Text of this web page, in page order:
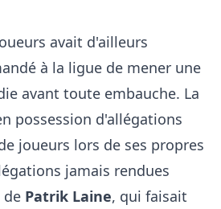
avait d'ailleurs
à la ligue de mener une
avant toute embauche. La
possession d'allégations
joueurs lors de ses propres
jamais rendues
de Patrik Laine, qui faisait